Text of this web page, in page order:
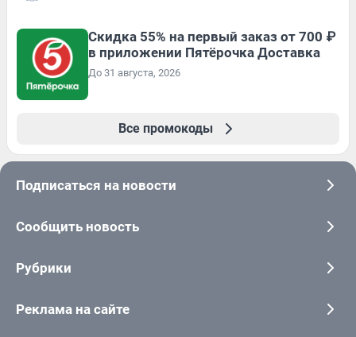
Скидка 55% на первый заказ от 700 ₽
в приложении Пятёрочка Доставка
До 31 августа, 2026
Все промокоды
Подписаться на новости
Сообщить новость
Рубрики
Реклама на сайте